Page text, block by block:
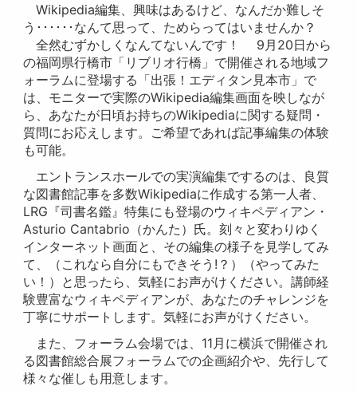
Wikipedia編集、興味はあるけど、なんだか難しそ
う･･････なんて思って、ためらってはいませんか？
全然むずかしくなんてないんです！ 9月20日から
の福岡県行橋市「リブリオ行橋」で開催される地域フ
ォーラムに登場する「出張！エディタン見本市」で
は、モニターで実際のWikipedia編集画面を映しなが
ら、あなたが日頃お持ちのWikipediaに関する疑問・
質問にお応えします。ご希望であれば記事編集の体験
も可能。
エントランスホールでの実演編集でするのは、良質
な図書館記事を多数Wikipediaに作成する第一人者、
LRG『司書名鑑』特集にも登場のウィキペディアン・
Asturio Cantabrio（かんた）氏。刻々と変わりゆく
インターネット画面と、その編集の様子を見学してみ
て、（これなら自分にもできそう!？）（やってみた
い！）と思ったら、気軽にお声がけください。講師経
験豊富なウィキペディアンが、あなたのチャレンジを
丁寧にサポートします。気軽にお声がけください。
また、フォーラム会場では、11月に横浜で開催され
る図書館総合展フォーラムでの企画紹介や、先行して
様々な催しも用意します。